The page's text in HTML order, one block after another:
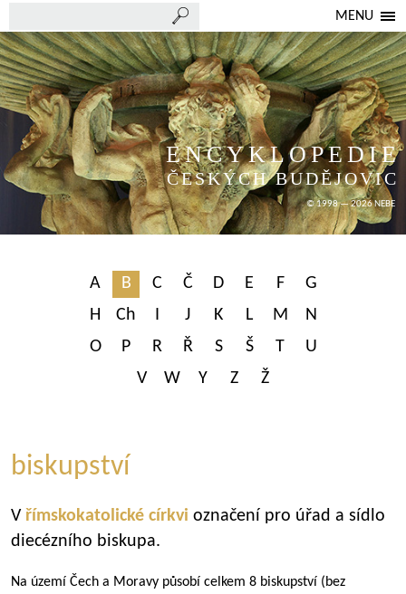
MENU
ENCYKLOPEDIE
ČESKÝCH BUDĚJOVIC
© 1998 — 2026 NEBE
A B C Č D E F
G
H
Ch I J K L M
N
O
P R Ř S Š T
U
V
W Y Z Ž
biskupství
V římskokatolické církvi označení pro úřad a sídlo
diecézního biskupa.
Na území Čech a Moravy působí celkem 8 biskupství (bez